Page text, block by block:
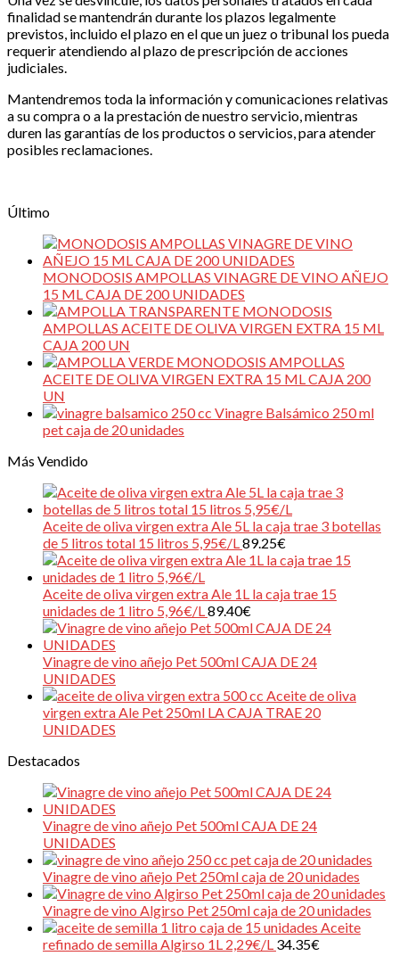
finalidad se mantendrán durante los plazos legalmente
previstos, incluido el plazo en el que un juez o tribunal los pueda
requerir atendiendo al plazo de prescripción de acciones
judiciales.
Mantendremos toda la información y comunicaciones relativas
a su compra o a la prestación de nuestro servicio, mientras
duren las garantías de los productos o servicios, para atender
posibles reclamaciones.
Último
MONODOSIS AMPOLLAS VINAGRE DE VINO AÑEJO
15 ML CAJA DE 200 UNIDADES
MONODOSIS
AMPOLLAS ACEITE DE OLIVA VIRGEN EXTRA 15 ML
CAJA 200 UN
MONODOSIS AMPOLLAS
ACEITE DE OLIVA VIRGEN EXTRA 15 ML CAJA 200
UN
Vinagre Balsámico 250 ml
pet caja de 20 unidades
Más Vendido
Aceite de oliva virgen extra Ale 5L la caja trae 3 botellas
de 5 litros total 15 litros 5,95€/L89.25€
Aceite de oliva virgen extra Ale 1L la caja trae 15
unidades de 1 litro 5,96€/L89.40€
Vinagre de vino añejo Pet 500ml CAJA DE 24
UNIDADES
Aceite de oliva
virgen extra Ale Pet 250ml LA CAJA TRAE 20
UNIDADES
Destacados
Vinagre de vino añejo Pet 500ml CAJA DE 24
UNIDADES
Vinagre de vino añejo Pet 250ml caja de 20 unidades
Vinagre de vino Algirso Pet 250ml caja de 20 unidades
Aceite
refinado de semilla Algirso 1L 2,29€/L 34.35€